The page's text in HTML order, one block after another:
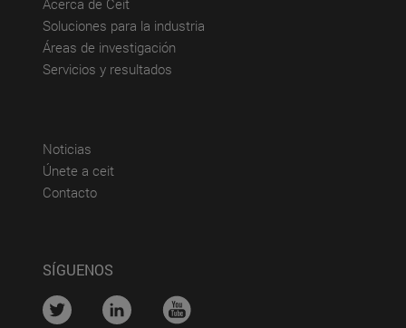
Acerca de Ceit
Soluciones para la industria
Áreas de investigación
Servicios y resultados
Noticias
Únete a ceit(abre en nueva ventana)
Contacto(abre en nueva ventana)
SÍGUENOS
.... .... ....